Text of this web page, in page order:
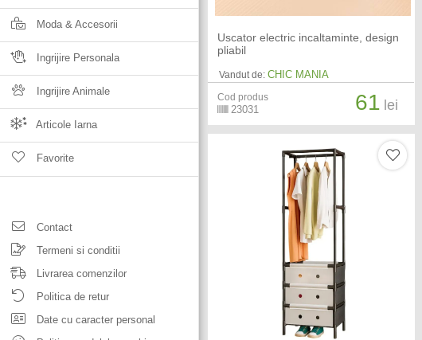
Moda & Accesorii
Ingrijire Personala
Ingrijire Animale
Articole Iarna
Favorite
Contact
Termeni si conditii
Livrarea comenzilor
Politica de retur
Date cu caracter personal
Uscator electric incaltaminte, design
pliabil
Vandut de: CHIC MANIA
Cod produs
23031 61 lei